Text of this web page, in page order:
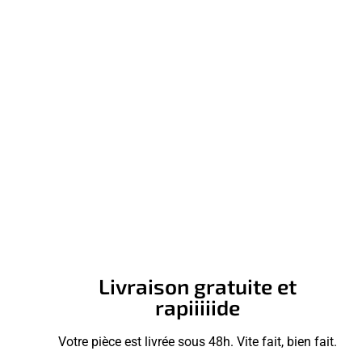
Livraison gratuite et
rapiiiiide
Votre pièce est livrée sous 48h. Vite fait, bien fait.